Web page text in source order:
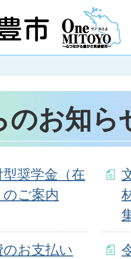
のお知ら
奨学金（在
ご案内
お支払い